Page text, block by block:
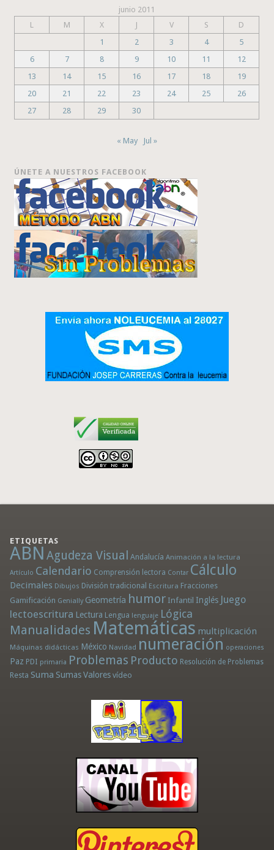
junio 2011
L
M X J V S
D
1
2 3 4
5
6
7 8 9 10 11
12
13
14 15 16 17 18
19
20
21 22 23 24 25
26
27
28 29 30
« May Jul »
ÚNETE A NUESTROS FACEBOOK
ETIQUETAS
ABN Agudeza Visual Andalucía Animación a la lectura
Artículo Calendario Comprensión lectora Contar Cálculo
Decimales Dibujos División tradicional Escritura Fracciones
Gamificación Genially Geometría humor Infantil Inglés Juego
lectoescritura Lectura Lengua lenguaje Lógica
Manualidades Matemáticas multiplicación
Máquinas didácticas México Navidad numeración operaciones
Paz PDI primaria Problemas Producto Resolución de Problemas
Resta Suma Sumas Valores vídeo